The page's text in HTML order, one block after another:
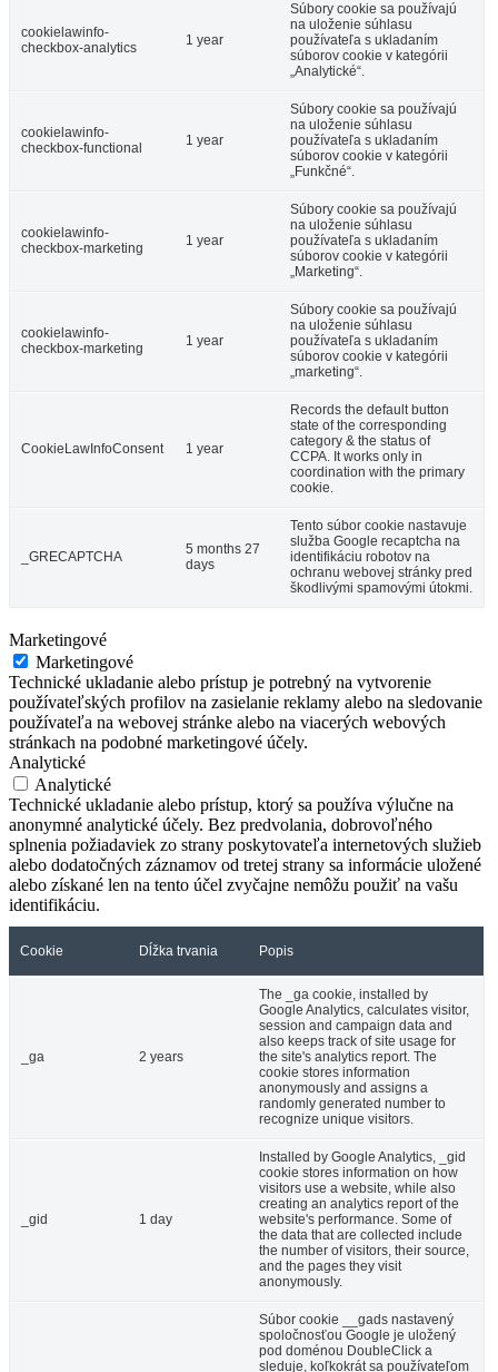
cookielawinfo-
checkbox-analytics
1 year
Súbory cookie sa používajú
na uloženie súhlasu
používateľa s ukladaním
súborov cookie v kategórii
„Analytické“.
cookielawinfo-
checkbox-functional
1 year
Súbory cookie sa používajú
na uloženie súhlasu
používateľa s ukladaním
súborov cookie v kategórii
„Funkčné“.
cookielawinfo-
checkbox-marketing
1 year
Súbory cookie sa používajú
na uloženie súhlasu
používateľa s ukladaním
súborov cookie v kategórii
„Marketing“.
cookielawinfo-
checkbox-marketing
1 year
Súbory cookie sa používajú
na uloženie súhlasu
používateľa s ukladaním
súborov cookie v kategórii
„marketing“.
CookieLawInfoConsent 1 year
Records the default button
state of the corresponding
category & the status of
CCPA. It works only in
coordination with the primary
cookie.
_GRECAPTCHA
5 months 27
days
Tento súbor cookie nastavuje
služba Google recaptcha na
identifikáciu robotov na
ochranu webovej stránky pred
škodlivými spamovými útokmi.
Marketingové
Marketingové
Technické ukladanie alebo prístup je potrebný na vytvorenie
používateľských profilov na zasielanie reklamy alebo na sledovanie
používateľa na webovej stránke alebo na viacerých webových
stránkach na podobné marketingové účely.
Analytické
Analytické
Technické ukladanie alebo prístup, ktorý sa používa výlučne na
anonymné analytické účely. Bez predvolania, dobrovoľného
splnenia požiadaviek zo strany poskytovateľa internetových služieb
alebo dodatočných záznamov od tretej strany sa informácie uložené
alebo získané len na tento účel zvyčajne nemôžu použiť na vašu
identifikáciu.
Cookie Dĺžka trvania Popis
_ga 2 years
The _ga cookie, installed by
Google Analytics, calculates visitor,
session and campaign data and
also keeps track of site usage for
the site's analytics report. The
cookie stores information
anonymously and assigns a
randomly generated number to
recognize unique visitors.
_gid 1 day
Installed by Google Analytics, _gid
cookie stores information on how
visitors use a website, while also
creating an analytics report of the
website's performance. Some of
the data that are collected include
the number of visitors, their source,
and the pages they visit
anonymously.
Súbor cookie __gads nastavený
spoločnosťou Google je uložený
pod doménou DoubleClick a
sleduje, koľkokrát sa používateľom